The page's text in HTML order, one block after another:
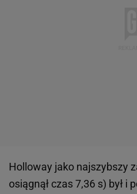
Holloway jako najszybszy
osiągnął czas 7,36 s) był